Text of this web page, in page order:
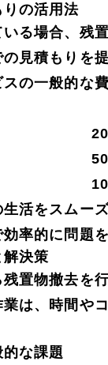
の活用法
る場合、残
見積もりを
の一般的な
活をスムー
率的に問題
決策
置物撤去を
は、時間や
な課題